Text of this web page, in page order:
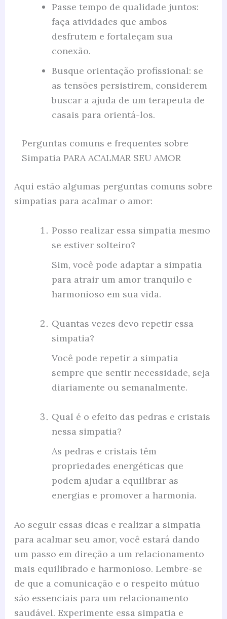
Passe tempo de qualidade juntos:
faça atividades que ambos
desfrutem e fortaleçam sua
conexão.
Busque orientação profissional: se
as tensões persistirem, considerem
buscar a ajuda de um terapeuta de
casais para orientá-los.
Perguntas comuns e frequentes sobre
Simpatia PARA ACALMAR SEU AMOR
Aqui estão algumas perguntas comuns sobre
simpatias para acalmar o amor:
Posso realizar essa simpatia mesmo
se estiver solteiro?
Sim, você pode adaptar a simpatia
para atrair um amor tranquilo e
harmonioso em sua vida.
Quantas vezes devo repetir essa
simpatia?
Você pode repetir a simpatia
sempre que sentir necessidade, seja
diariamente ou semanalmente.
Qual é o efeito das pedras e cristais
nessa simpatia?
As pedras e cristais têm
propriedades energéticas que
podem ajudar a equilibrar as
energias e promover a harmonia.
Ao seguir essas dicas e realizar a simpatia
para acalmar seu amor, você estará dando
um passo em direção a um relacionamento
mais equilibrado e harmonioso. Lembre-se
de que a comunicação e o respeito mútuo
são essenciais para um relacionamento
saudável. Experimente essa simpatia e